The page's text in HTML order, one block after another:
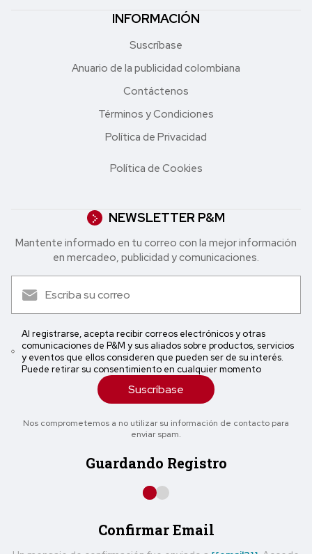
INFORMACIÓN
Suscríbase
Anuario de la publicidad colombiana
Contáctenos
Términos y Condiciones
Política de Privacidad
Política de Cookies
NEWSLETTER P&M
Mantente informado en tu correo con la mejor in formación
en mercadeo, publicidad y comunicaciones.
Al registrarse, acepta recibir correos electrónicos y otras
comunicaciones de P&M y sus aliados sobre productos, servicios
y eventos que ellos consideren que pueden ser de su interés.
Puede retirar su consentimiento en cualquier momento
Suscríbase
Nos comprometemos a no utilizar su información de contacto para
enviar spam.
Guardando Registro
Confirmar Email